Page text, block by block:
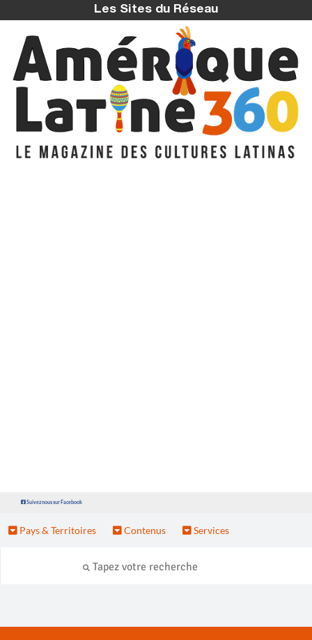
Les Sites du Réseau
Suivez nous sur Facebook
Pays & Territoires Contenus Services